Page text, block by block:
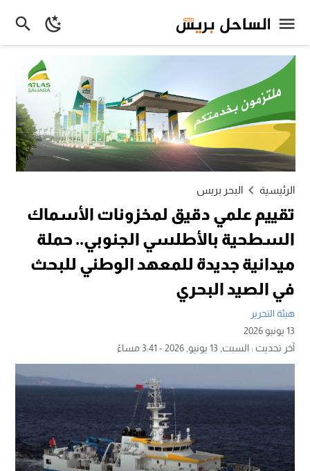
الرئيسية البحر بريس
تقييم علمي دقيق لمخزونات الأسماك
السطحية بالأطلسي الجنوبي.. حملة
ميدانية جديدة للمعهد الوطني للبحث
في الصيد البحري
هيئة التحرير
13 يونيو 2026
آخر تحديث :السبت, 13 يونيو, 2026 - 3:41 مساءً